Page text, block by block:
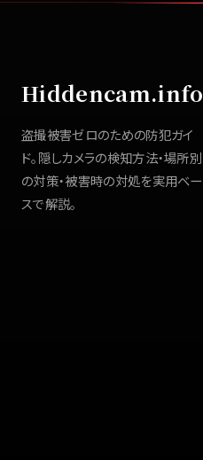
Hiddencam.info
盗撮被害ゼロのための防犯ガイ
ド。隠しカメラの検知方法・場所別
の対策・被害時の対処を実用ベー
スで解説。